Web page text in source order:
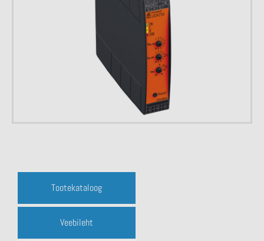
Tootekataloog
Veebileht